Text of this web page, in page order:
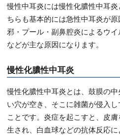
慢性中耳炎には慢性化膿性中耳
ちらも基本的には急性中耳炎が
邪・プール・副鼻腔炎によるウ
などが主な原因になります。
慢性化膿性中耳炎
慢性化膿性中耳炎とは、鼓膜の
い穴が空き、そこに雑菌が侵入
ことです。炎症を起こすと、皮
生され、白血球などの抗体反応に